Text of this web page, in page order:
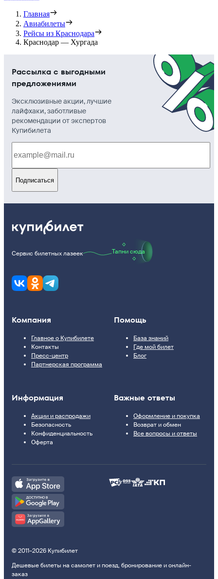
Главная
Авиабилеты
Рейсы из Краснодара
Краснодар — Хургада
Рассылка с выгодными
предложениями
Эксклюзивные акции, лучшие
лайфхаки, заботливые
рекомендации от экспертов
Купибилета
Подписаться
Сервис билетных лазеек Тапни сюда
Компания
Главное о Купибилете
Контакты
Пресс-центр
Партнерская программа
Помощь
База знаний
Где мой билет
Блог
Информация
Акции и распродажи
Безопасность
Конфиденциальность
Оферта
Важные ответы
Оформление и покупка
Возврат и обмен
Все вопросы и ответы
© 2011–2026 Купибилет
Дешевые билеты на самолет и поезд, бронирование и онлайн-
заказ